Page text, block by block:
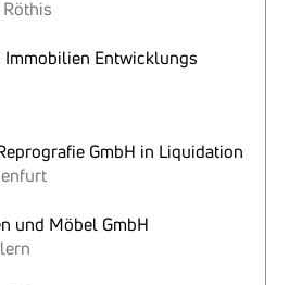
Immobilien Entwicklungs
GmbH in Liquidation
und Möbel GmbH